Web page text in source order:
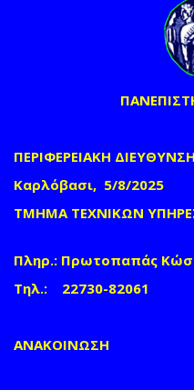
ΠΕΡΙΦΕΡΕΙΑΚΗ
Καρλόβασι, 5/8/2025
ΤΜΗΜΑ ΤΕΧΝΙΚΩΝ
Πληρ.: Πρωτοπαπάς
Τηλ.: 22730-82061
ΑΝΑΚΟΙΝΩΣΗ